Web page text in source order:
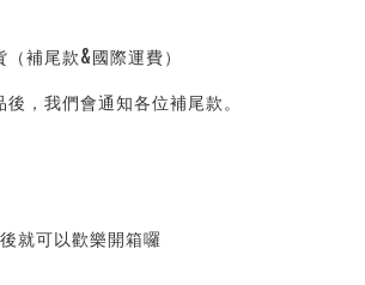
補尾款&國際運費）
，我們會通知各位補尾款。
就可以歡樂開箱囉